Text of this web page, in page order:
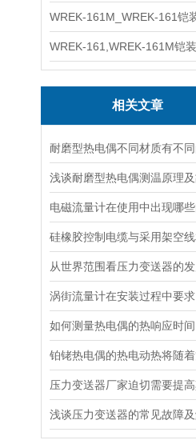
相关文章
涡街流量计在安装过程中要求
如何测量热电偶的热响应时间